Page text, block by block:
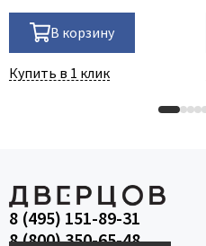
В корзину
Купить в 1 клик
8 (495) 151-89-31
8 (800) 350-65-48